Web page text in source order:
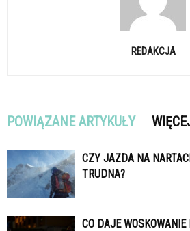
REDAKCJA
POWIĄZANE ARTYKUŁY
CZY JAZDA NA
TRUDNA?
CO DAJE WOSKOWANIE